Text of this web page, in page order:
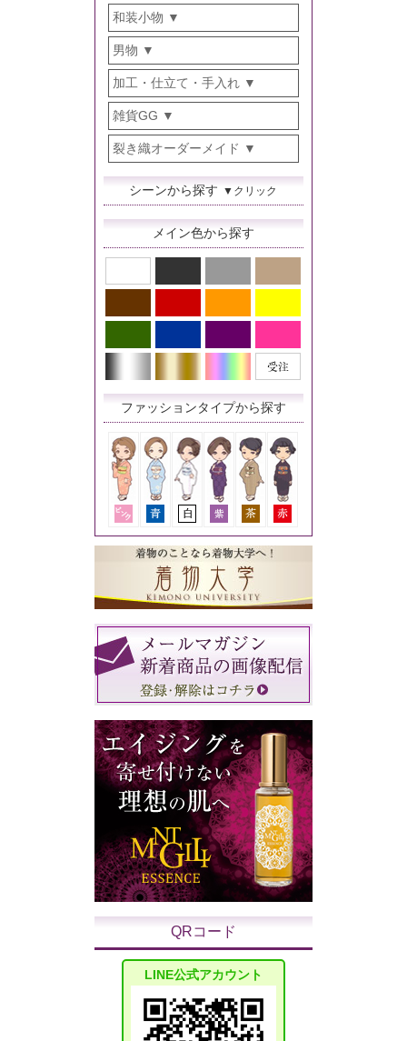
和装小物
男物
加工・仕立て・手入れ
雑貨GG
裂き織オーダーメイド
シーンから探す ▼クリック
メイン色から探す
ファッションタイプから探す
QRコード
LINE公式アカウント